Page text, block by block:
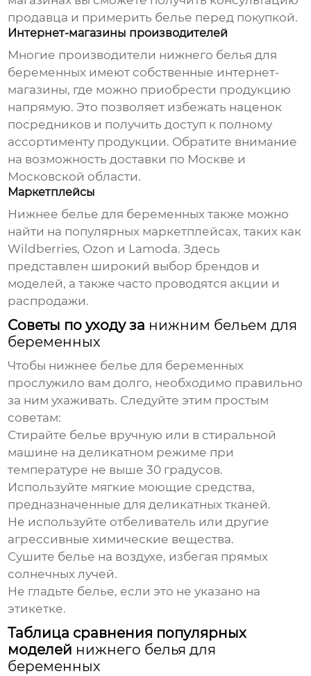
продавца и примерить белье перед покупкой.
Интернет-магазины производителей
Многие производители нижнего белья для
беременных имеют собственные интернет-
магазины, где можно приобрести продукцию
напрямую. Это позволяет избежать наценок
посредников и получить доступ к полному
ассортименту продукции. Обратите внимание
на возможность доставки по Москве и
Московской области.
Маркетплейсы
Нижнее белье для беременных также можно
найти на популярных маркетплейсах, таких как
Wildberries, Ozon и Lamoda. Здесь
представлен широкий выбор брендов и
моделей, а также часто проводятся акции и
распродажи.
Советы по уходу за нижним бельем для
беременных
Чтобы нижнее белье для беременных
прослужило вам долго, необходимо правильно
за ним ухаживать. Следуйте этим простым
советам:
Стирайте белье вручную или в стиральной
машине на деликатном режиме при
температуре не выше 30 градусов.
Используйте мягкие моющие средства,
предназначенные для деликатных тканей.
Не используйте отбеливатель или другие
агрессивные химические вещества.
Сушите белье на воздухе, избегая прямых
солнечных лучей.
Не гладьте белье, если это не указано на
этикетке.
Таблица сравнения популярных
моделей нижнего белья для
беременных